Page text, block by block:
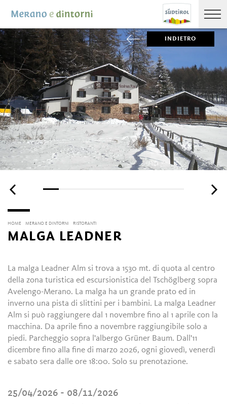
INDIETRO
HOME MERANO E DINTORNI RISTORANTI
MALGA LEADNER
La malga Leadner Alm si trova a 1530 mt. di quota al centro
della zona turistica ed escursionistica del Tschöglberg sopra
Avelengo-Merano. La malga ha un grande prato ed in
inverno una pista di slittini per i bambini. La malga Leadner
Alm si può raggiungere dal 1 novembre fino al 1 aprile con la
macchina. Da aprile fino a novembre raggiungibile solo a
piedi. Parcheggio sopra l'albergo Grüner Baum. Dall'11
dicembre fino alla fine di marzo 2026, ogni giovedì, venerdì
e sabato sera dalle ore 18:00. Solo su prenotazione.
25/04/2026 - 08/11/2026